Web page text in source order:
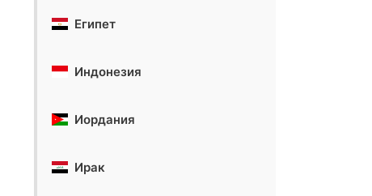
Египет
Индонезия
Иордания
Ирак